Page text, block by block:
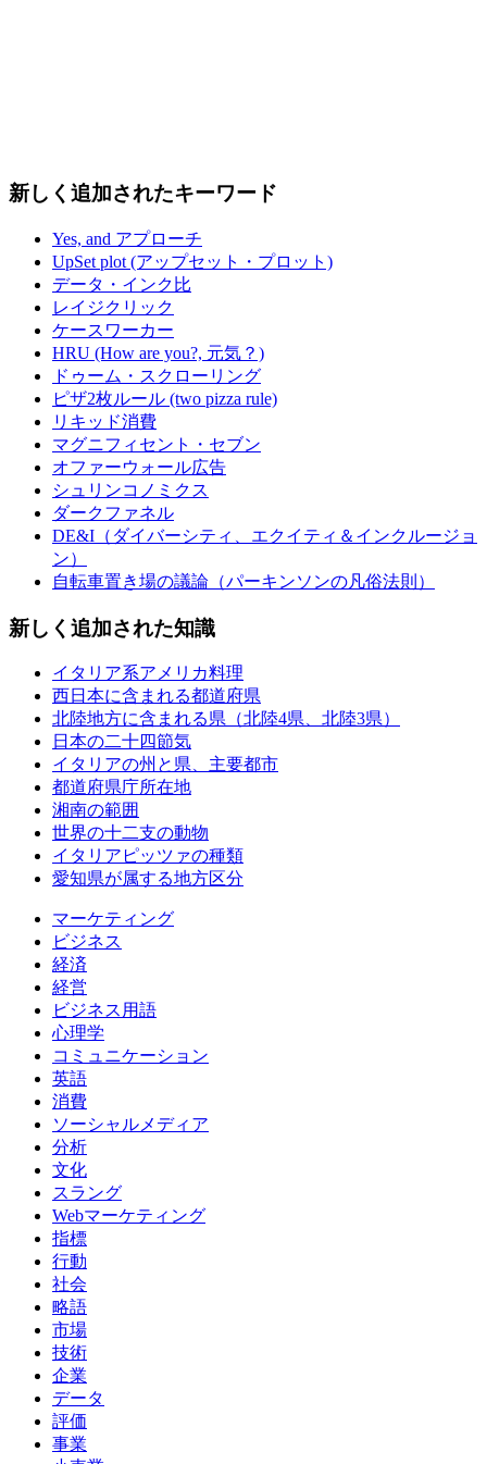
新しく追加されたキーワード
Yes, and アプローチ
UpSet plot (アップセット・プロット)
データ・インク比
レイジクリック
ケースワーカー
HRU (How are you?, 元気？)
ドゥーム・スクローリング
ピザ2枚ルール (two pizza rule)
リキッド消費
マグニフィセント・セブン
オファーウォール広告
シュリンコノミクス
ダークファネル
DE&I（ダイバーシティ、エクイティ＆インクルージョ
ン）
自転車置き場の議論（パーキンソンの凡俗法則）
新しく追加された知識
イタリア系アメリカ料理
西日本に含まれる都道府県
北陸地方に含まれる県（北陸4県、北陸3県）
日本の二十四節気
イタリアの州と県、主要都市
都道府県庁所在地
湘南の範囲
世界の十二支の動物
イタリアピッツァの種類
愛知県が属する地方区分
マーケティング
ビジネス
経済
経営
ビジネス用語
心理学
コミュニケーション
英語
消費
ソーシャルメディア
分析
文化
スラング
Webマーケティング
指標
行動
社会
略語
市場
技術
企業
データ
評価
事業